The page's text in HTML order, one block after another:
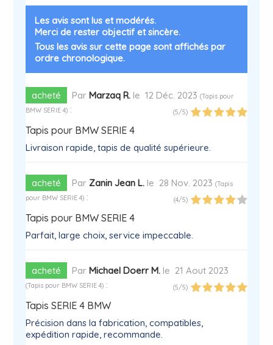
Les avis sont lus et modérés.
Merci de rester objectif et sincère.
Tous les avis sur cette page sont affichés par
ordre chronologique.
acheté ParMarzaq R. le12 Déc. 2023(Tapis pour
BMW SERIE 4) : (5/5)
Tapis pour BMW SERIE 4
Livraison rapide, tapis de qualité supérieure.
acheté ParZanin Jean L. le 28 Nov. 2023(Tapis
pour BMW SERIE 4) : (4/5)
Tapis pour BMW SERIE 4
Parfait, large choix, service impeccable.
acheté ParMichael Doerr M. le 21 Aout 2023
(Tapis pour BMW SERIE 4) : (5/5)
Tapis SERIE 4 BMW
Précision dans la fabrication, compatibles,
expédition rapide, recommande.